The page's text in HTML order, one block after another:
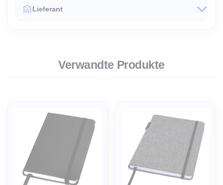
Lieferant
Verwandte Produkte